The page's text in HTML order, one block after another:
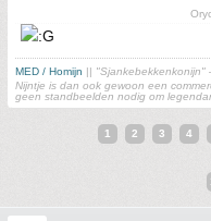
MED / Homijn || "Sjankebekkenkonijn"
Nijntje is dan ook gewoon een
geen standbeelden nodig om
1 2 3 4